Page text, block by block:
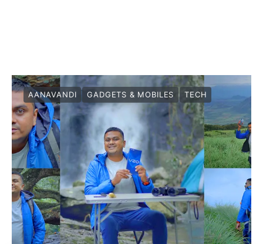
AANAVANDI GADGETS & MOBILES TECH